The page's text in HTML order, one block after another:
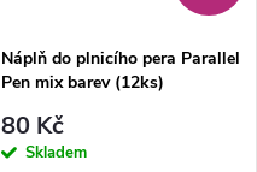
Náplň do plnicího pera Parallel
Pen mix barev (12ks)
80 Kč
Skladem